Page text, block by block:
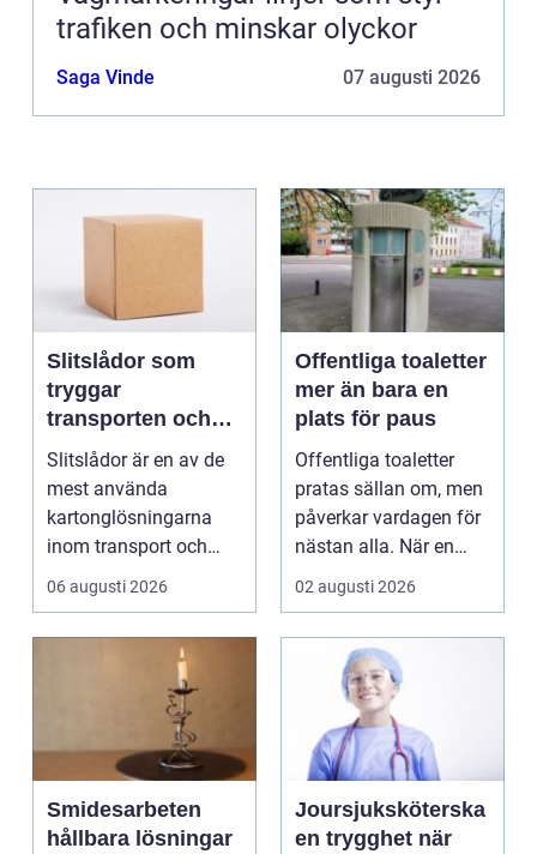
trafiken och minskar olyckor
Saga Vinde 07 augusti 2026
Slitslådor som
tryggar
transporten och
stärker varumärket
Slitslådor är en av de
mest använda
kartonglösningarna
inom transport och
logis...
06 augusti 2026
Offentliga toaletter
mer än bara en
plats för paus
Offentliga toaletter
pratas sällan om, men
påverkar vardagen för
nästan alla. När en
stad, park elle...
02 augusti 2026
Smidesarbeten
hållbara lösningar
Joursjuksköterska
en trygghet när